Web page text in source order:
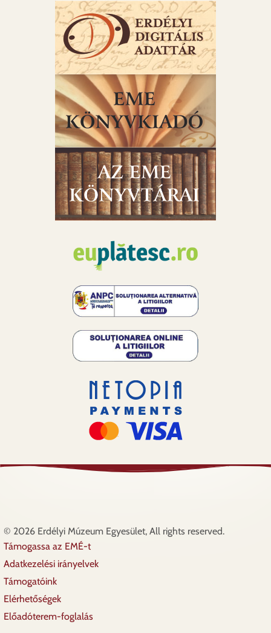
© 2026 Erdélyi Múzeum Egyesület, All rights reserved.
Lábléc
Támogassa az EMÉ-t
Adatkezelési irányelvek
Támogatóink
Elérhetőségek
Előadóterem-foglalás